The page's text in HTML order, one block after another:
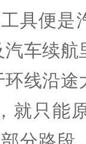
具便是
车续航
线沿
就只能